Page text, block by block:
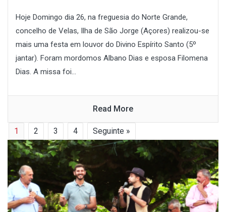
Hoje Domingo dia 26, na freguesia do Norte Grande,
concelho de Velas, Ilha de São Jorge (Açores) realizou-se
mais uma festa em louvor do Divino Espírito Santo (5º
jantar). Foram mordomos Albano Dias e esposa Filomena
Dias. A missa foi...
Read More
1 2 3 4 Seguinte »